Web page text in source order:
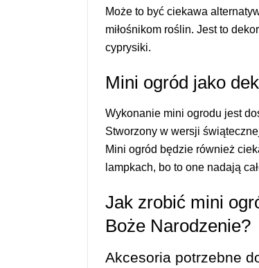
Może to być ciekawa
miłośnikom roślin. Jest to
cyprysiki.
Mini ogród jako
Wykonanie mini ogrodu jest
Stworzony w wersji
Mini ogród będzie również
lampkach, bo to one nadają
Jak zrobić mini
Boże Narodzenie?
Akcesoria potrzebne